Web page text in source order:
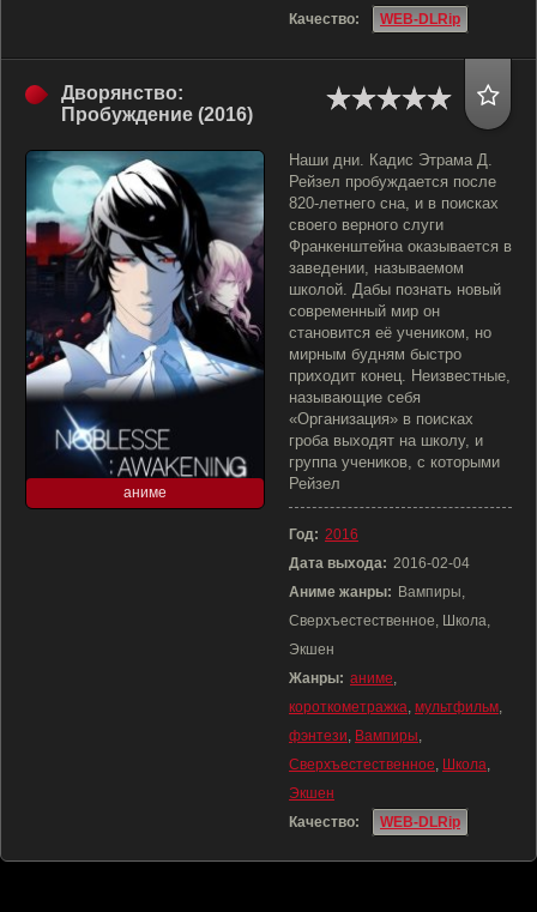
Качество:
WEB-DLRip
Дворянство:
Пробуждение (2016)
аниме
Наши дни. Кадис Этрама Д.
Рейзел пробуждается после
820-летнего сна, и в поисках
своего верного слуги
Франкенштейна оказывается в
заведении, называемом
школой. Дабы познать новый
современный мир он
становится её учеником, но
мирным будням быстро
приходит конец. Неизвестные,
называющие себя
«Организация» в поисках
гроба выходят на школу, и
группа учеников, с которыми
Рейзел
Год: 2016
Дата выхода: 2016-02-04
Аниме жанры: Вампиры,
Сверхъестественное, Школа,
Экшен
Жанры: аниме,
короткометражка, мультфильм,
фэнтези, Вампиры,
Сверхъестественное, Школа,
Экшен
Качество:
WEB-DLRip